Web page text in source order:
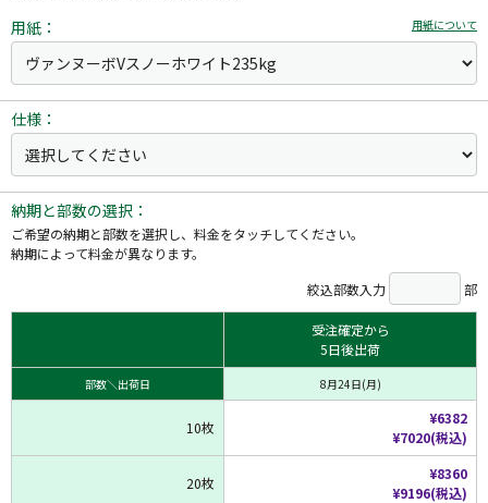
用紙： 用紙について
仕様：
納期と部数の選択：
ご希望の納期と部数を選択し、料金をタッチしてください。
納期によって料金が異なります。
絞込部数入力
部
受注確定から
5日後出荷
部数＼出荷日 8月24日(月)
10枚
¥6382
¥7020(税込)
20枚
¥8360
¥9196(税込)